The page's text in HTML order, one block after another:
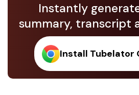
Instantly
summary, transcript
Install Tubelator